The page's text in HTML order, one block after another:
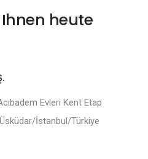
heute
Evleri Kent Etap
İstanbul/Türkiye